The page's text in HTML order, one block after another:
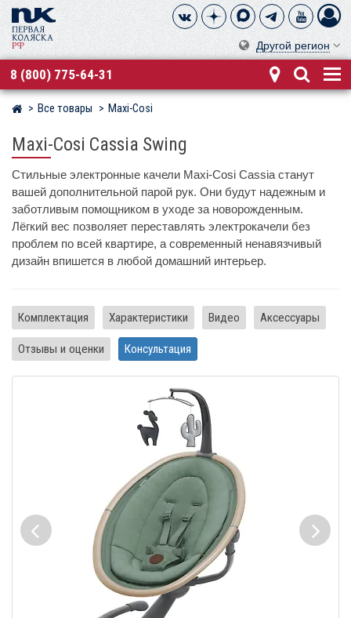
Другой регион
8 (800) 775-64-31
Магазин детских колясок
Все товары Maxi-Cosi
Maxi-Cosi Cassia Swing
Стильные электронные качели Maxi-Cosi Cassia станут
вашей дополнительной парой рук. Они будут надежным и
заботливым помощником в уходе за новорожденным.
Лёгкий вес позволяет переставлять электрокачели без
проблем по всей квартире, а современный ненавязчивый
дизайн впишется в любой домашний интерьер.
Комплектация Характеристики Видео Аксессуары
Отзывы и оценки Консультация